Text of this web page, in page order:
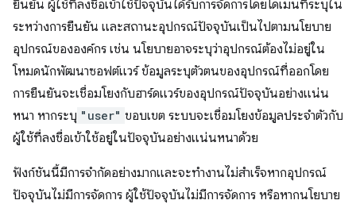
ยืนยัน ผู้ใช้ที่ลงชื่อเข้าใช้ปัจจุบันได้รับการจัดการโดยโดเมนที่ระบุใน
ระหว่างการยืนยัน และสถานะอุปกรณ์ปัจจุบันเป็นไปตามนโยบาย
อุปกรณ์ขององค์กร เช่น นโยบายอาจระบุว่าอุปกรณ์ต้องไม่อยู่ใน
โหมดนักพัฒนาซอฟต์แวร์ ข้อมูลระบุตัวตนของอุปกรณ์ที่ออกโดย
การยืนยันจะเชื่อมโยงกับฮาร์ดแวร์ของอุปกรณ์ปัจจุบันอย่างแน่น
หนา หากระบุ "user" ขอบเขต ระบบจะเชื่อมโยงข้อมูลประจำตัวกับ
ผู้ใช้ที่ลงชื่อเข้าใช้อยู่ในปัจจุบันอย่างแน่นหนาด้วย
ฟังก์ชันนี้มีการจำกัดอย่างมากและจะทำงานไม่สำเร็จหากอุปกรณ์
ปัจจุบันไม่มีการจัดการ ผู้ใช้ปัจจุบันไม่มีการจัดการ หรือหากนโยบาย